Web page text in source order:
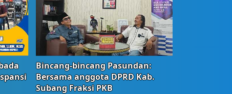
Bincang-bincang Pasundan:
Bersama anggota DPRD Kab.
Subang Fraksi PKB